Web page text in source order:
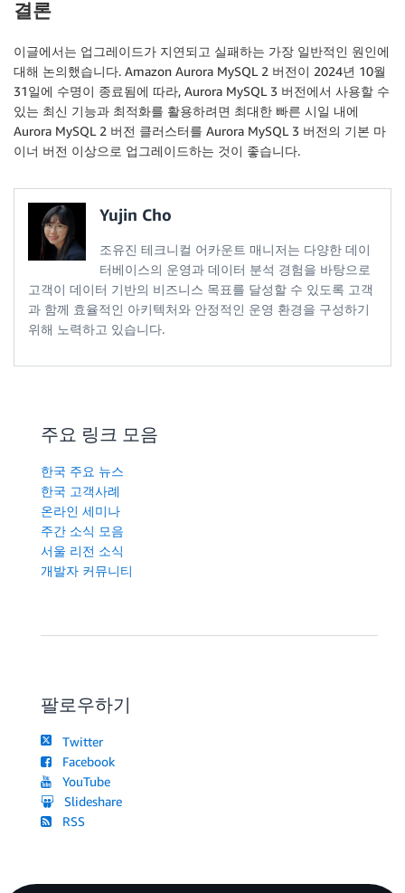
결론
이글에서는 업그레이드가 지연되고 실패하는 가장 일반적인 원인에
대해 논의했습니다. Amazon Aurora MySQL 2 버전이 2024년 10월
31일에 수명이 종료됨에 따라, Aurora MySQL 3 버전에서 사용할 수
있는 최신 기능과 최적화를 활용하려면 최대한 빠른 시일 내에
Aurora MySQL 2 버전 클러스터를 Aurora MySQL 3 버전의 기본 마
이너 버전 이상으로 업그레이드하는 것이 좋습니다.
Yujin Cho
조유진 테크니컬 어카운트 매니저는 다양한 데이
터베이스의 운영과 데이터 분석 경험을 바탕으로
고객이 데이터 기반의 비즈니스 목표를 달성할 수 있도록 고객
과 함께 효율적인 아키텍처와 안정적인 운영 환경을 구성하기
위해 노력하고 있습니다.
주요 링크 모음
한국 주요 뉴스
한국 고객사례
온라인 세미나
주간 소식 모음
서울 리전 소식
개발자 커뮤니티
팔로우하기
Twitter
Facebook
YouTube
Slideshare
RSS